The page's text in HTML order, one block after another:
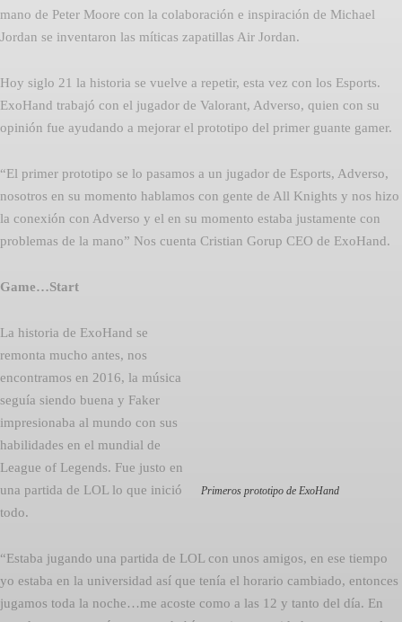
mano de Peter Moore con la colaboración e inspiración de Michael
Jordan se inventaron las míticas zapatillas Air Jordan.
Hoy siglo 21 la historia se vuelve a repetir, esta vez con los Esports.
ExoHand trabajó con el jugador de Valorant, Adverso, quien con su
opinión fue ayudando a mejorar el prototipo del primer guante gamer.
“El primer prototipo se lo pasamos a un jugador de Esports, Adverso,
nosotros en su momento hablamos con gente de All Knights y nos hizo
la conexión con Adverso y el en su momento estaba justamente con
problemas de la mano” Nos cuenta Cristian Gorup CEO de ExoHand.
Primeros prototipo de ExoHand
Game…Start
La historia de ExoHand se
remonta mucho antes, nos
encontramos en 2016, la música
seguía siendo buena y Faker
impresionaba al mundo con sus
habilidades en el mundial de
League of Legends. Fue justo en
una partida de LOL lo que inició
todo.
“Estaba jugando una partida de LOL con unos amigos, en ese tiempo
yo estaba en la universidad así que tenía el horario cambiado, entonces
jugamos toda la noche…me acoste como a las 12 y tanto del día. En